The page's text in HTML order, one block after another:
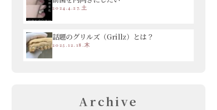
2024.4.27.土
話題のグリルズ（Grillz）とは？
2025.12.18.木
Archive